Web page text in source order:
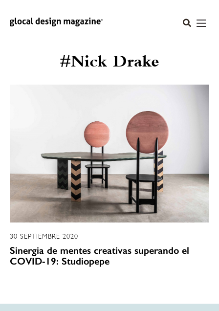
#Nick Drake
30 SEPTIEMBRE 2020
Sinergia de mentes creativas superando el
COVID-19: Studiopepe